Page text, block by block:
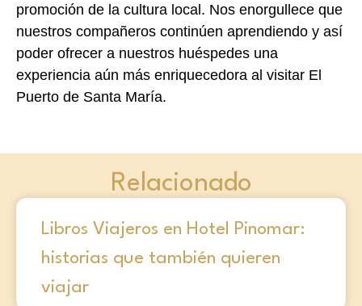
promoción de la cultura local. Nos enorgullece que
nuestros compañeros continúen aprendiendo y así
poder ofrecer a nuestros huéspedes una
experiencia aún más enriquecedora al visitar El
Puerto de Santa María.
Relacionado
Libros Viajeros en Hotel Pinomar:
historias que también quieren
viajar